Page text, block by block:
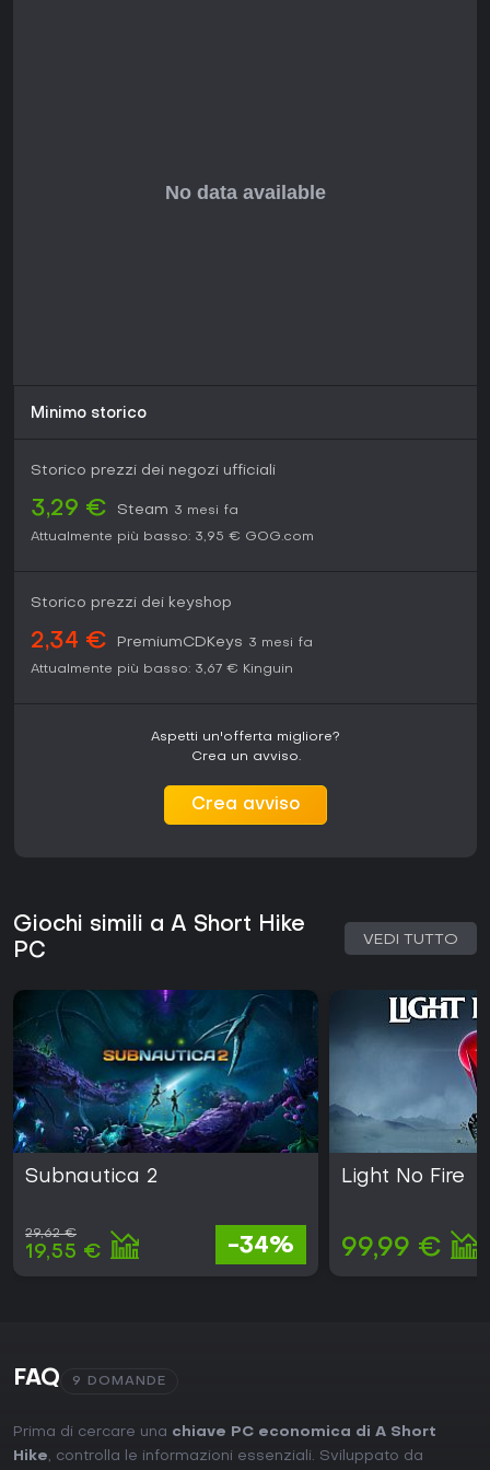
Minimo storico
Storico prezzi dei negozi ufficiali
3,29 € Steam 3 mesi fa
Attualmente più basso: 3,95 € GOG.com
Storico prezzi dei keyshop
2,34 € PremiumCDKeys 3 mesi fa
Attualmente più basso: 3,67 € Kinguin
Aspetti un'offerta migliore?
Crea un avviso.
Crea avviso
Giochi simili a A Short Hike
PC
VEDI TUTTO
Subnautica 2
29,62 €
19,55 € -34%
Light No Fire
99,99 €
FAQ 9 DOMANDE
Prima di cercare una chiave PC economica di A Short
Hike, controlla le informazioni essenziali. Sviluppato da